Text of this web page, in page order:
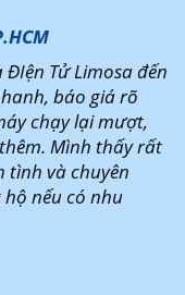
ĐIện Tử Limosa đến
báo giá rõ
chạy lại mượt,
Mình thấy rất
tình và chuyên
hộ nếu có nhu